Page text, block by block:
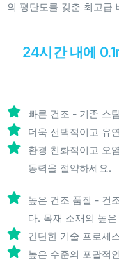
의 평탄도를 갖춘 최고급
24시간 내에
빠른 건조 - 기존 스
더욱 선택적이고 유
환경 친화적이고 오
동력을 절약하세요.
높은 건조 품질 - 건
다. 목재 소재의 높
간단한 기술 프로세
높은 수준의 포괄적